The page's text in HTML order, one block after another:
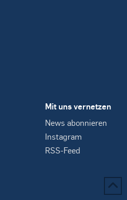
Mit uns vernetzen
News abonnieren
Instagram
RSS-Feed